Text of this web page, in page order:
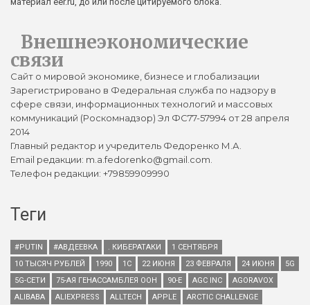
Внешнеэкономические
связи
Сайт о мировой экономике, бизнесе и глобализации
Зарегистрировано в Федеральная служба по надзору в
сфере связи, информационных технологий и массовых
коммуникаций (Роскомнадзор) Эл ФС77-57994 от 28 апреля
2014
Главный редактор и учредитель Федоренко М.А.
Email редакции: m.a.fedorenko@gmail.com.
Телефон редакции: +79859909990
Теги
#PUTIN #АВДЕЕВКА . КИБЕРАТАКИ
1 СЕНТЯБРЯ
10 ТЫСЯЧ РУБЛЕЙ
1990 1С 22 ИЮНЯ 23 ФЕВРАЛЯ 24 ИЮНЯ
5G
5G-СЕТИ
75-АЯ ГЕНАССАМБЛЕЯ ООН 90-Е AGC INC
AGORAVOX
ALIBABA
ALIEXPRESS ALLTECH APPLE
ARCTIC CHALLENGE